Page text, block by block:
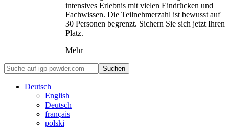
intensives Erlebnis mit vielen Eindrücken und
Fachwissen. Die Teilnehmerzahl ist bewusst auf
30 Personen begrenzt. Sichern Sie sich jetzt Ihren
Platz.
Mehr
Suchen
Deutsch
English
Deutsch
français
polski